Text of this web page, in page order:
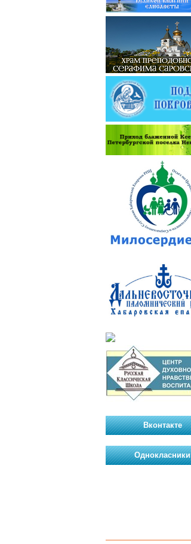
Вконтакте
Однокласники